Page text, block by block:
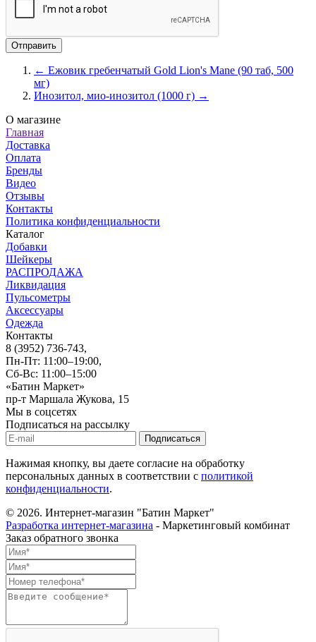
← Ежовик гребенчатый Gold Lion's Mane (90 таб, 500
мг)
Инозитол, мио-инозитол (1000 г) →
О магазине
Главная
Доставка
Оплата
Бренды
Видео
Отзывы
Контакты
Политика конфиденциальности
Каталог
Добавки
Шейкеры
РАСПРОДАЖА
Ликвидация
Пульсометры
Аксессуары
Одежда
Контакты
8 (3952) 736-743,
Пн-Пт: 11:00–19:00,
Сб-Вс: 11:00–15:00
«Батин Маркет»
пр-т Маршала Жукова, 15
Мы в соцсетях
Подписаться на рассылку
Нажимая кнопку, вы даете согласие на обработку
персональных данных в соответствии с политикой
конфиденциальности.
© 2026. Интернет-магазин "Батин Маркет"
Разработка интернет-магазина - Маркетинговый комбинат
Заказ обратного звонка